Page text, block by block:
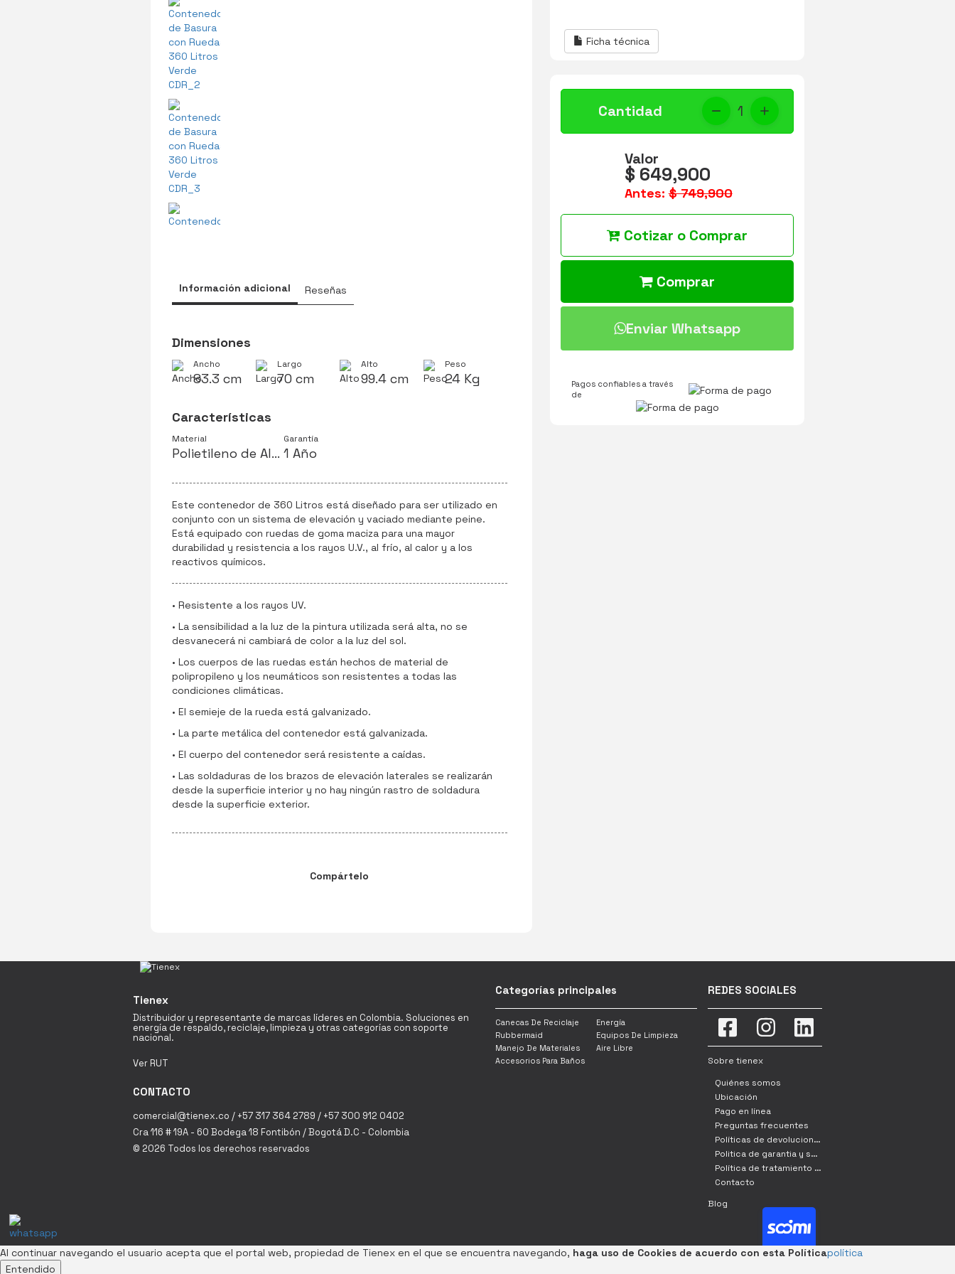
Información adicional Reseñas
Dimensiones
Ancho
83.3 cm
Largo
70 cm
Alto
99.4 cm
Peso
24 Kg
Características
Material
Polietileno de Alta Densidad
Garantía
1 Año
Este contenedor de 360 Litros está diseñado para ser utilizado en
conjunto con un sistema de elevación y vaciado mediante peine.
Está equipado con ruedas de goma maciza para una mayor
durabilidad y resistencia a los rayos U.V., al frío, al calor y a los
reactivos químicos.
• Resistente a los rayos UV.
• La sensibilidad a la luz de la pintura utilizada será alta, no se
desvanecerá ni cambiará de color a la luz del sol.
• Los cuerpos de las ruedas están hechos de material de
polipropileno y los neumáticos son resistentes a todas las
condiciones climáticas.
• El semieje de la rueda está galvanizado.
• La parte metálica del contenedor está galvanizada.
• El cuerpo del contenedor será resistente a caídas.
• Las soldaduras de los brazos de elevación laterales se realizarán
desde la superficie interior y no hay ningún rastro de soldadura
desde la superficie exterior.
Compártelo
Ficha técnica
Cantidad 1
Valor
$ 649,900
Antes:$ 749,900
Cotizar o Comprar
Comprar
Enviar Whatsapp
Pagos confiables a través
de
Tienex
Distribuidor y representante de marcas líderes en Colombia. Soluciones en
energía de respaldo, reciclaje, limpieza y otras categorías con soporte
nacional.
Ver RUT
CONTACTO
comercial@tienex.co / +57 317 364 2789 / +57 300 912 0402
Cra 116 # 19A - 60 Bodega 18 Fontibón / Bogotá D.C - Colombia
© 2026 Todos los derechos reservados
Categorías principales
Canecas De Reciclaje
Energía
Rubbermaid
Equipos De Limpieza
Manejo De Materiales
Aire Libre
Accesorios Para Baños
REDES SOCIALES
Sobre tienex
Quiénes somos
Ubicación
Pago en línea
Preguntas frecuentes
Políticas de devoluciones, cambio y retracto
Politica de garantia y servicio tecnico
Política de tratamiento de datos
Contacto
Blog
Al continuar navegando el usuario acepta que el portal web, propiedad de Tienex en el que se encuentra navegando, haga uso de Cookies de acuerdo con esta Políticapolítica
Entendido